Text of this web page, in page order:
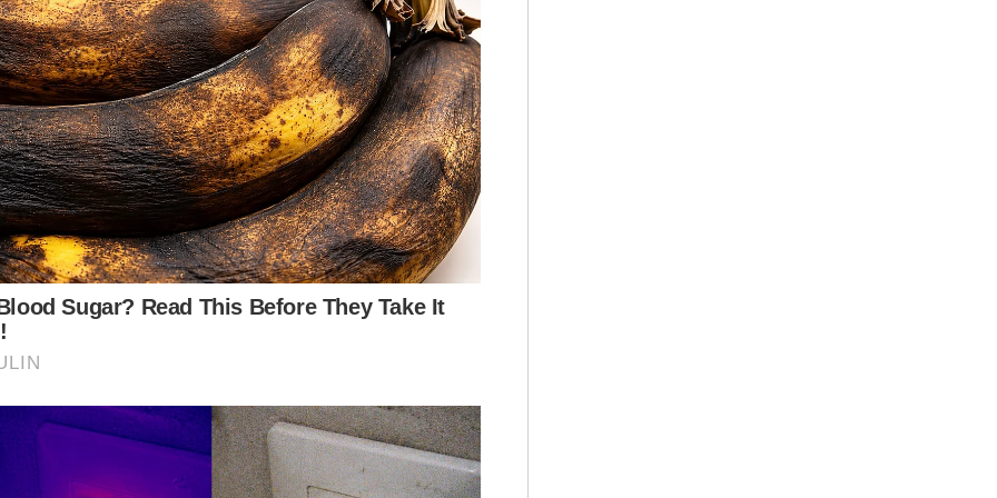
JMG
Artikel Disyorkan
Melaka NS
Istiadat angkat sumpah Exco
06 Aug 2026 01:05pm
Melaka NS